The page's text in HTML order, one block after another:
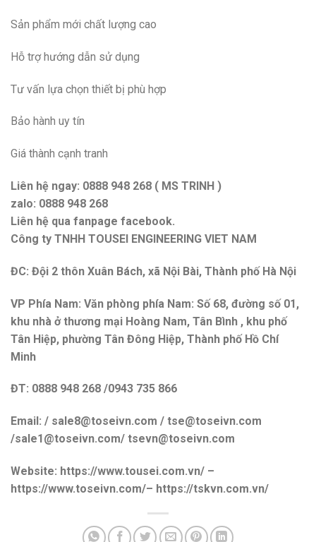
Sản phẩm mới chất lượng cao
Hỗ trợ hướng dẫn sử dụng
Tư vấn lựa chọn thiết bị phù hợp
Bảo hành uy tín
Giá thành cạnh tranh
Liên hệ ngay: 0888 948 268 ( MS TRINH )
zalo: 0888 948 268
Liên hệ qua fanpage facebook.
Công ty TNHH TOUSEI ENGINEERING VIET NAM
ĐC: Đội 2 thôn Xuân Bách, xã Nội Bài, Thành phố Hà Nội
VP Phía Nam: Văn phòng phía Nam: Số 68, đường số 01,
khu nhà ở thương mại Hoàng Nam, Tân Bình , khu phố
Tân Hiệp, phường Tân Đông Hiệp, Thành phố Hồ Chí
Minh
ĐT: 0888 948 268 /0943 735 866
Email: / sale8@toseivn.com / tse@toseivn.com
/sale1@toseivn.com/ tsevn@toseivn.com
Website: https://www.tousei.com.vn/ –
https://www.toseivn.com/– https://tskvn.com.vn/